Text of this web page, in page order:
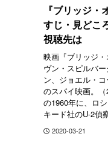
『ブリッジ・
すじ・見どこ
視聴先は
映画『ブリッジ
ヴン・スピルバ
ン、ジョエル・
のスパイ映画。
の1960年に、ロ
キード社のU-2偵
2020-03-21